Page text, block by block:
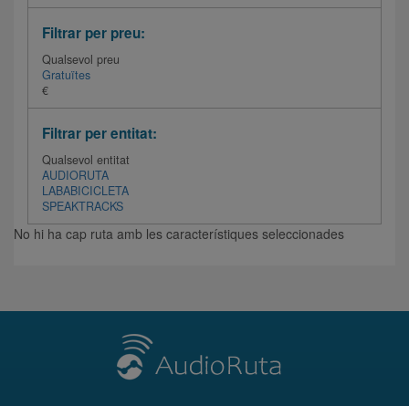
Filtrar per preu:
Qualsevol preu
Gratuïtes
€
Filtrar per entitat:
Qualsevol entitat
AUDIORUTA
LABABICICLETA
SPEAKTRACKS
No hi ha cap ruta amb les característiques seleccionades